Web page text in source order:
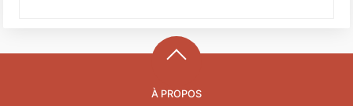
À PROPOS